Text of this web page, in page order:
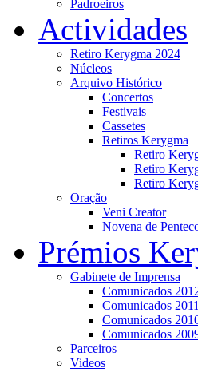
Padroeiros
Actividades
Retiro Kerygma 2024
Núcleos
Arquivo Histórico
Concertos
Festivais
Cassetes
Retiros Kerygma
Retiro
Retiro
Retiro
Oração
Veni Creator
Novena de
Prémios
Gabinete de Imprensa
Comunicados
Comunicados 2011
Comunicados
Comunicados
Parceiros
Videos